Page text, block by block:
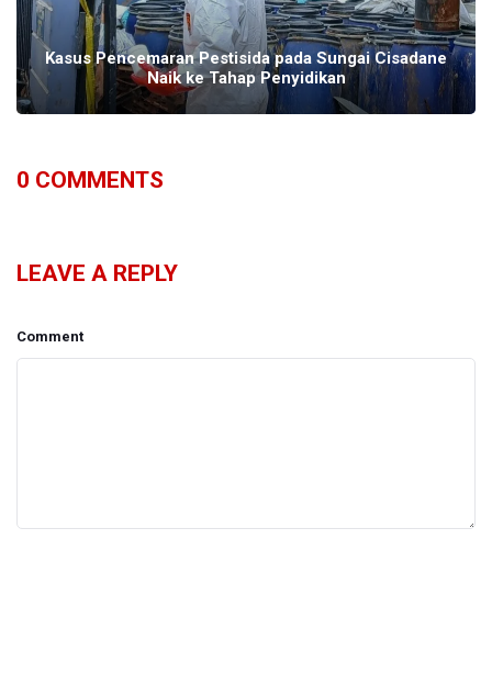
Kasus Pencemaran Pestisida pada Sungai Cisadane
Naik ke Tahap Penyidikan
0 COMMENTS
LEAVE A REPLY
Comment